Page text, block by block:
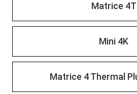
Matrice 4T
Mini 4K
Matrice 4 Thermal